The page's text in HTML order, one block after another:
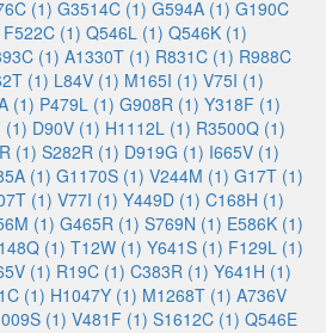
(1) G3514C (1) G594A (1) G190C
F522C (1) Q546L (1) Q546K (1)
(1) A1330T (1) R831C (1) R988C
(1) L84V (1) M165I (1) V75I (1)
(1) P479L (1) G908R (1) Y318F (1)
(1) D90V (1) H1112L (1) R3500Q (1)
(1) S282R (1) D919G (1) I665V (1)
(1) G1170S (1) V244M (1) G17T (1)
(1) V77I (1) Y449D (1) C168H (1)
(1) G465R (1) S769N (1) E586K (1)
(1) T12W (1) Y641S (1) F129L (1)
(1) R19C (1) C383R (1) Y641H (1)
(1) H1047Y (1) M1268T (1) A736V
(1) V481F (1) S1612C (1) Q546E